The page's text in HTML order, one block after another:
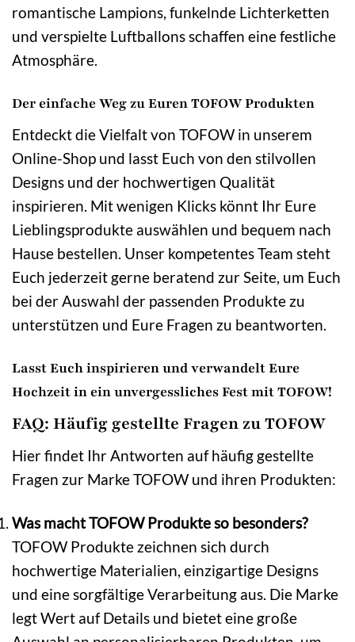
romantische Lampions, funkelnde Lichterketten
und verspielte Luftballons schaffen eine festliche
Atmosphäre.
Der einfache Weg zu Euren TOFOW Produkten
Entdeckt die Vielfalt von TOFOW in unserem
Online-Shop und lasst Euch von den stilvollen
Designs und der hochwertigen Qualität
inspirieren. Mit wenigen Klicks könnt Ihr Eure
Lieblingsprodukte auswählen und bequem nach
Hause bestellen. Unser kompetentes Team steht
Euch jederzeit gerne beratend zur Seite, um Euch
bei der Auswahl der passenden Produkte zu
unterstützen und Eure Fragen zu beantworten.
Lasst Euch inspirieren und verwandelt Eure
Hochzeit in ein unvergessliches Fest mit TOFOW!
FAQ: Häufig gestellte Fragen zu TOFOW
Hier findet Ihr Antworten auf häufig gestellte
Fragen zur Marke TOFOW und ihren Produkten:
Was macht TOFOW Produkte so besonders?
TOFOW Produkte zeichnen sich durch
hochwertige Materialien, einzigartige Designs
und eine sorgfältige Verarbeitung aus. Die Marke
legt Wert auf Details und bietet eine große